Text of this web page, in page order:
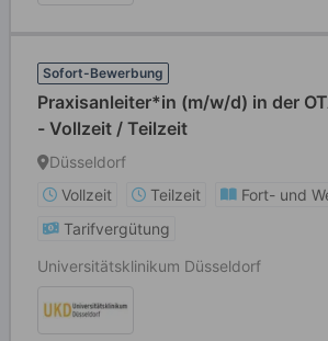
Sofort-Bewerbung
Praxisanleiter*in (m/w/d) in der
- Vollzeit / Teilzeit
Düsseldorf
Vollzeit
Teilzeit
Fort- und
Tarifvergütung
Universitätsklinikum Düsseldorf